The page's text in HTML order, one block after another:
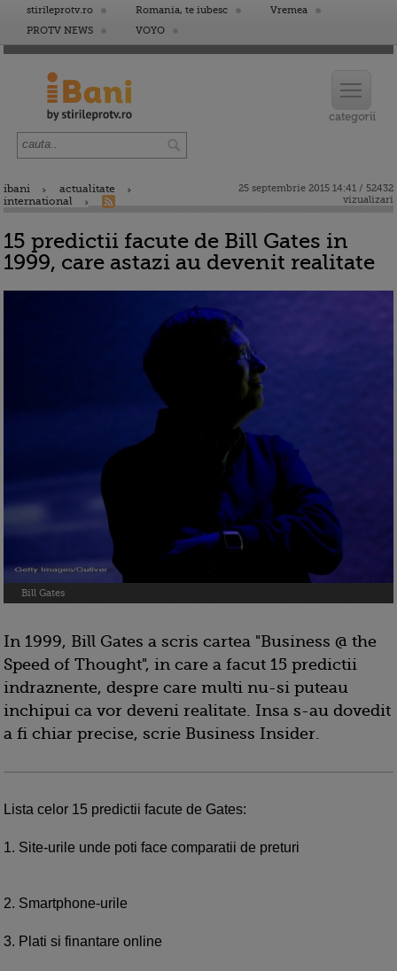
stirileprotv.ro Romania, te iubesc
Vremea
PROTV NEWS
VOYO
ibani
actualitate
international
25 septembrie 2015 14:41 / 52432
vizualizari
15 predictii facute de Bill Gates in
1999, care astazi au devenit realitate
Bill Gates
In 1999, Bill Gates a scris cartea "Business @ the
Speed of Thought", in care a facut 15 predictii
indraznente, despre care multi nu-si puteau
inchipui ca vor deveni realitate. Insa s-au dovedit
a fi chiar precise, scrie Business Insider.
Lista celor 15 predictii facute de Gates:
1. Site-urile unde poti face comparatii de preturi
2. Smartphone-urile
3. Plati si finantare online